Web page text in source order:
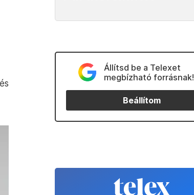
Állítsd be a Telexet
megbízható forrásnak!
Beállítom